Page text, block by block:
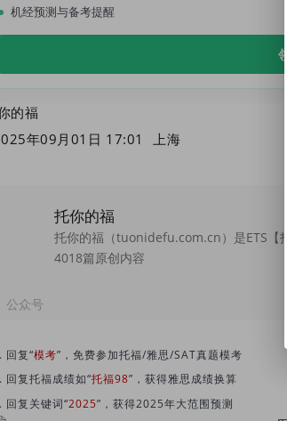
机经预测与备考提醒
的福
年09月01日 17:01
上海
托你的福
4018篇原创内容
公众号
回复“模考”，免费参加托福/雅思/SAT真题模考
回复托福成绩如“托福98”，获得雅思成绩换算
回复关键词“2025”，获得2025年大范围预测